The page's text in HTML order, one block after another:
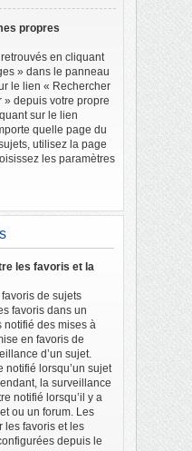
propres
en cliquant
» dans le panneau
le lien « Rechercher
» depuis votre propre
sur le lien
quelle page du
utilisez la page
les paramètres
les favoris et la
de sujets
favoris dans un
notifié des mises à
en favoris de
d’un sujet.
notifié lorsqu’un sujet
la surveillance
notifié lorsqu’il y a
ou un forum. Les
les favoris et les
depuis le